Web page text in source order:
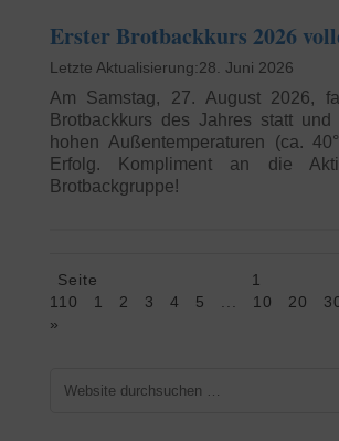
Erster Brotbackkurs 2026
28. Juni 2026
Am Samstag, 27. August 2026,
Brotbackkurs des Jahres statt
hohen Außentemperaturen (ca.
Erfolg. Kompliment an die
Brotbackgruppe!
Seite 1
110
1 2 3 4 5 10 20
»